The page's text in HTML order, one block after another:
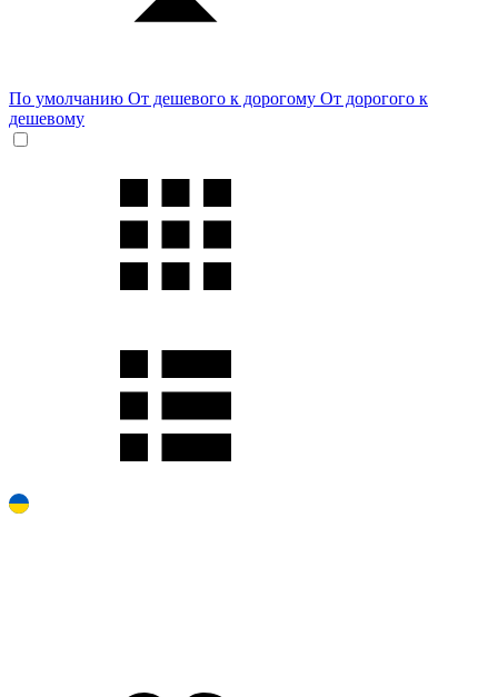
По умолчанию От дешевого к дорогому От дорогого к
дешевому